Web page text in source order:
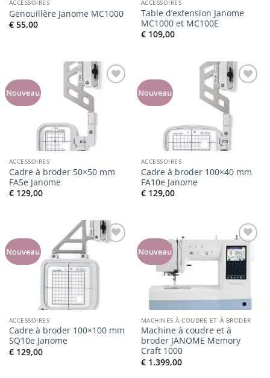
ACCESSOIRES
Genouillère Janome MC1000
€55,00
ACCESSOIRES
Table d’extension Janome
MC1000 et MC100E
€109,00
Nouveau
Ajouter
ACCESSOIRES
Cadre à broder 50×50 mm
FA5e Janome
€129,00
Nouveau
Ajouter
à la liste
souhaits
ACCESSOIRES
Cadre à broder 100×40 mm
FA10e Janome
€129,00
Nouveau
à la liste
ACCESSOIRES
Cadre à broder 100×100 mm
SQ10e Janome
€129,00
Nouveau
Ajouter
à la liste
de
souhaits
MACHINES À COUDRE ET À BRODER
Machine à coudre et à
broder JANOME Memory
Craft 1000
€1.399,00